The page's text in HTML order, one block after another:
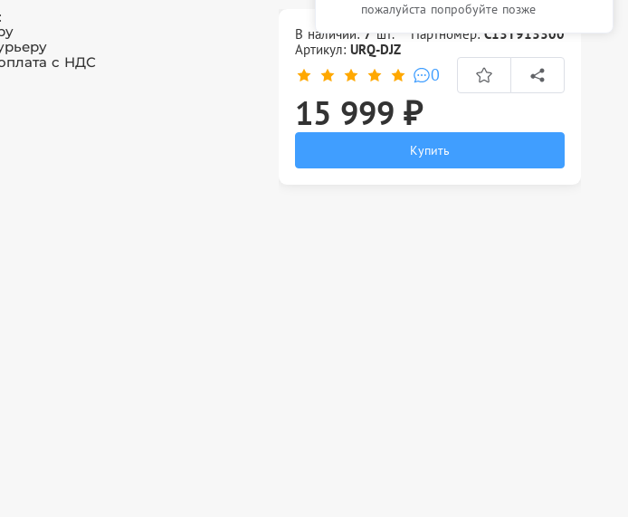
с НДС
В наличии: 7 шт. Партномер:C13T913300
Артикул: URQ-DJZ
0
15 999 ₽
Купить
пожалуйста попробуйте позже